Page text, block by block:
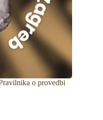
o provedbi